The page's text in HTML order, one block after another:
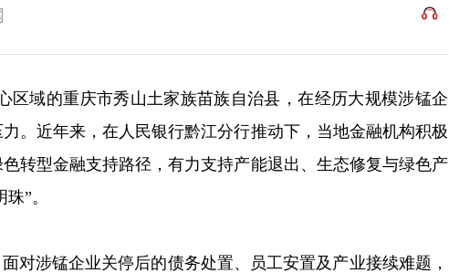
区域的重庆市秀山土家族苗族自治县，在经历大规模涉锰企
。近年来，在人民银行黔江分行推动下，当地金融机构积极
转型金融支持路径，有力支持产能退出、生态修复与绿色产
”。
对涉锰企业关停后的债务处置、员工安置及产业接续难题，